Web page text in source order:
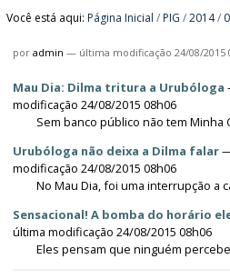
Você está aqui: Página Inicial / PIG /2014/
poradmin — última modificação 24/08/2015
Mau Dia: Dilma tritura a Urubóloga
modificação 24/08/2015 08h06
Sem banco público não tem Minha
Urubóloga não deixa a Dilma falar
modificação 24/08/2015 08h06
No Mau Dia, foi uma interrupção a
Sensacional! A bomba do horário
última modificação 24/08/2015 08h06
Eles pensam que ninguém